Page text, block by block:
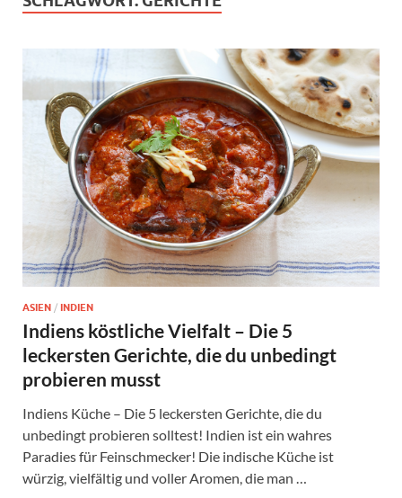
ASIEN / INDIEN
Indiens köstliche Vielfalt – Die 5
leckersten Gerichte, die du unbedingt
probieren musst
Indiens Küche – Die 5 leckersten Gerichte, die du
unbedingt probieren solltest! Indien ist ein wahres
Paradies für Feinschmecker! Die indische Küche ist
würzig, vielfältig und voller Aromen, die man …